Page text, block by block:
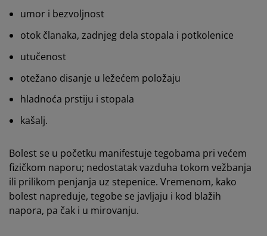
umor i bezvoljnost
otok članaka, zadnjeg dela stopala i potkolenice
utučenost
otežano disanje u ležećem položaju
hladnoća prstiju i stopala
kašalj.
Bolest se u početku manifestuje tegobama pri većem
fizičkom naporu; nedostatak vazduha tokom vežbanja
ili prilikom penjanja uz stepenice. Vremenom, kako
bolest napreduje, tegobe se javljaju i kod blažih
napora, pa čak i u mirovanju.